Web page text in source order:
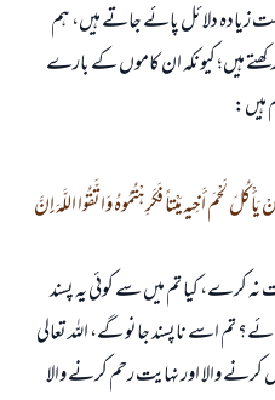
دلائل پائے جاتے ہیں، ہم
ہیں؛ کیونکہ ان کاموں کے بارے
ہیں:
لَحْمَ أَخِيهِ مَيْتاً فَكَرِهْتُمُوهُ وَاتَّقُوا اللَّهَ إِنَّ
کرے، کیا تم میں سے کوئی یہ پسند
تم اسے ناپسند جانو گے، اللہ تعالی
کرنے والا اور نہایت رحم کرنے والا